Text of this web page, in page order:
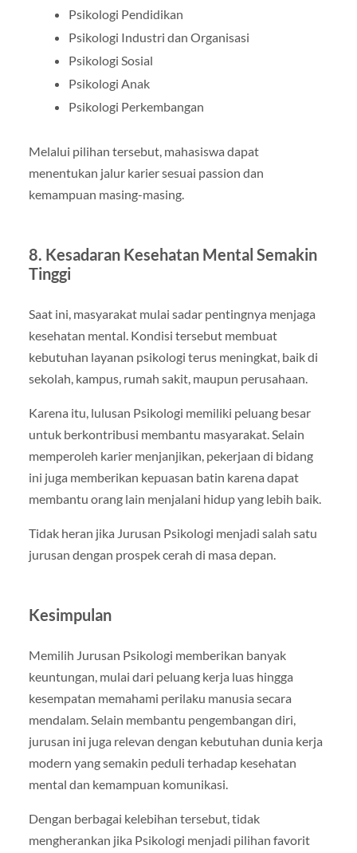
Psikologi Pendidikan
Psikologi Industri dan Organisasi
Psikologi Sosial
Psikologi Anak
Psikologi Perkembangan
Melalui pilihan tersebut, mahasiswa dapat
menentukan jalur karier sesuai passion dan
kemampuan masing-masing.
8. Kesadaran Kesehatan Mental Semakin
Tinggi
Saat ini, masyarakat mulai sadar pentingnya menjaga
kesehatan mental. Kondisi tersebut membuat
kebutuhan layanan psikologi terus meningkat, baik di
sekolah, kampus, rumah sakit, maupun perusahaan.
Karena itu, lulusan Psikologi memiliki peluang besar
untuk berkontribusi membantu masyarakat. Selain
memperoleh karier menjanjikan, pekerjaan di bidang
ini juga memberikan kepuasan batin karena dapat
membantu orang lain menjalani hidup yang lebih baik.
Tidak heran jika Jurusan Psikologi menjadi salah satu
jurusan dengan prospek cerah di masa depan.
Kesimpulan
Memilih Jurusan Psikologi memberikan banyak
keuntungan, mulai dari peluang kerja luas hingga
kesempatan memahami perilaku manusia secara
mendalam. Selain membantu pengembangan diri,
jurusan ini juga relevan dengan kebutuhan dunia kerja
modern yang semakin peduli terhadap kesehatan
mental dan kemampuan komunikasi.
Dengan berbagai kelebihan tersebut, tidak
mengherankan jika Psikologi menjadi pilihan favorit